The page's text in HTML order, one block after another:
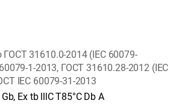
31610.0-2014 (IEC 60079-
1-2013, ГОСТ 31610.28-2012 (IEC
IEC 60079-31-2013
Ex tb lllC T85°C Db A